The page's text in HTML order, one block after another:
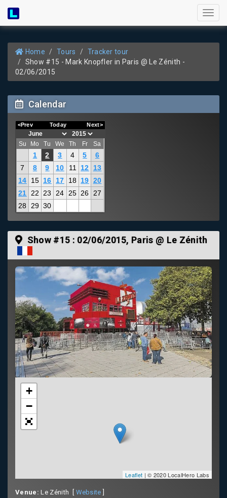
Home Tours
Tracker tour
Show #15 - Mark Knopfler in Paris @ Le Zénith -
02/06/2015
Calendar
<Prev Today Next>
Su Mo Tu We Th Fr Sa
1 2 3 4 5
6
7
8 9 10 11 12
13
14
15 16 17 18 19 20
21
22 23 24 25 26
27
28
29 30
Show #15 : 02/06/2015, Paris @ Le Zénith
+
−
Leaflet | © 2020 LocalHero Labs
Venue: Le Zénith [ Website